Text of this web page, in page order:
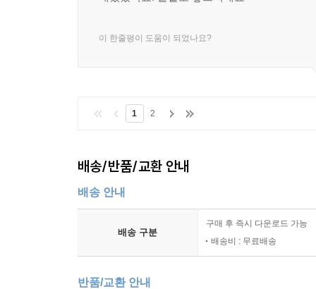
이 한줄평이 도움이 되었나요?
1 2
배송/반품/교환 안내
배송 안내
배송 구분
구매 후 즉시 다운로드 가능
배송비 : 무료배송
반품/교환 안내